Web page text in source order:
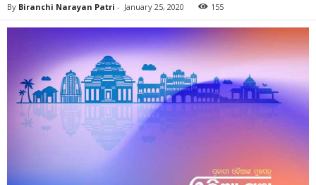
By Biranchi Narayan Patri - January 25, 2020 155